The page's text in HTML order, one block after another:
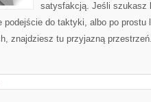
satysfakcją. Jeśli szukasz
podejście do taktyki, albo po
znajdziesz tu przyjazną